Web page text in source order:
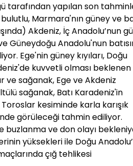
tarafından yapılan son
Marmara'nın güney ve
Akdeniz, İç Anadolu’nun
Güneydoğu Anadolu'nun
Ege'nin güney kıyıları, Doğu
kuvvetli olması beklenen
ve sağanak, Ege ve Akdeniz
sağanak, Batı Karadeniz'in
kesiminde karla karışık
görüleceği tahmin ediliyor.
buzlanma ve don olayı
yüksekleri ile Doğu
çığ tehlikesi